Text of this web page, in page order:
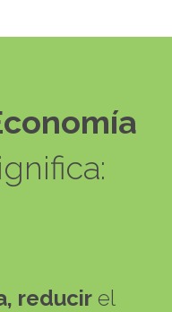
reducir el